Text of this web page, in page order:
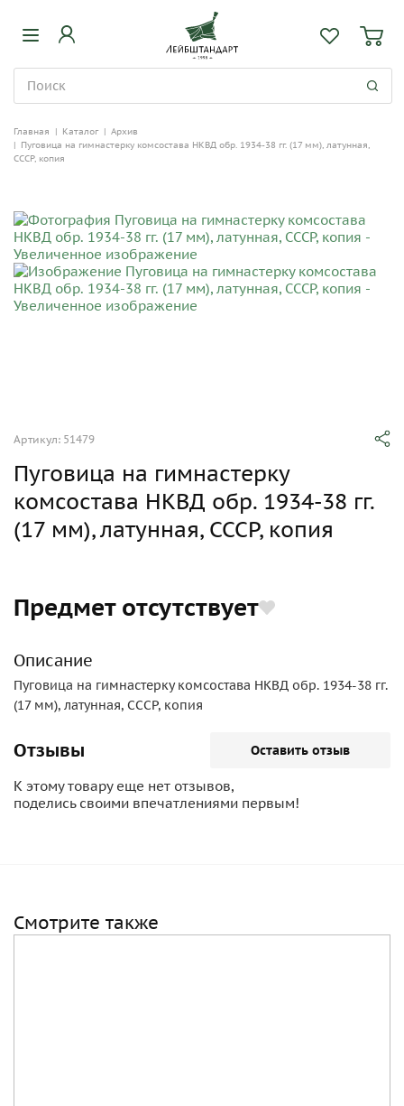
Главная | Каталог | Архив
| Пуговица на гимнастерку комсостава НКВД обр. 1934-38 гг. (17 мм), латунная,
СССР, копия
Артикул: 51479
Пуговица на гимнастерку
комсостава НКВД обр. 1934-38 гг.
(17 мм), латунная, СССР, копия
Предмет отсутствует
Описание
Пуговица на гимнастерку комсостава НКВД обр. 1934-38 гг.
(17 мм), латунная, СССР, копия
Отзывы Оставить отзыв
К этому товару еще нет отзывов,
поделись своими впечатлениями первым!
Смотрите также